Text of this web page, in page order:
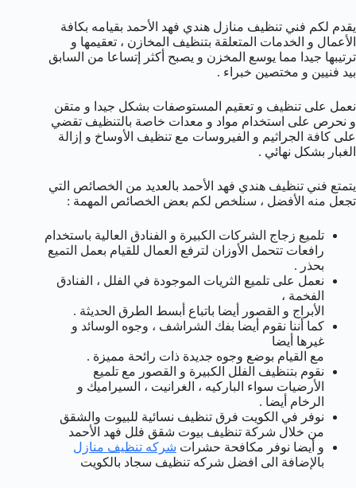
يقدم لكم فني تنظيف منازل هندي فهد الأحمد بقيامه بكافة
الأعمال و الخدمات المتعلقة بتنظيف المخازن ، تعقيمها و
ترتيبها جيدا مما يوسع المخزن و يصبح أكثر إتساعا من السابق
بيد فنيين و مختصين خبراء .
نعمل على تنظيف و تعقيم المستوصفات بشكل جيدا و متقن
و نحرص على استخدام مواد و معدات خاصة بالتنظيف تقضي
على كافة الجراثيم و الفيروسات مع تنظيف الأوساخ و إزالة
الغبار بشكل نهائي .
يتمتع فني تنظيف هندي فهد الأحمد بالعديد من الخصائص التي
تجعل منه الأفضل ، سنلخص لكم بعض الخصائص المهمة :
تلميع زجاج الشركات الكبيرة و الفنادق العالية باستخدام
رافعات تتحمل الأوزان لترفع العمال للقيام بعمل التميع
بحذر .
نعمل على تلميع الثريات الموجودة في الفلل ، الفنادق
الفخمة ،
الأبراج و القصور أيضا باتباع أبسط الطرق الحديثة .
كما أننا نقوم أيضا بفك الشراشف ، وجوه الوسائد و
غيرها أيضا
مع القيام بوضع وجوه جديدة ذات رائحة مميزة .
نقوم بتنظيف الفلل الكبيرة و القصور مع تلميع
الأرضيات سواء الباركيه ، الغرانيت ، السيراميك و
الرخام أيضا .
نوفر في الكويت فرق تنظيف نسائية للبيوت والشقق
من خلال شركة تنظيف بيوت شقق فلل فهد الأحمد
و أيضا نوفر مكافحة حشرات شركه تنظيف منازل
بالإضافة الى افضل شركه تنظيف سجاد بالكويت